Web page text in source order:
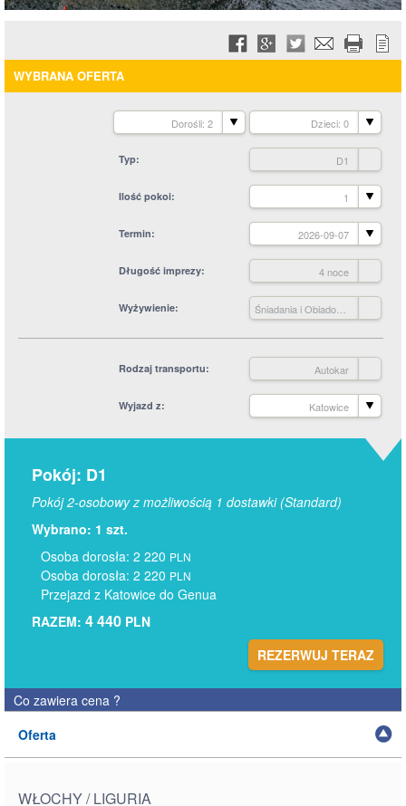
WYBRANA OFERTA
Dorośli: 2 Dzieci: 0
Typ D1
Ilość pokoi 1
Termin 2026-09-07
Długość imprezy 4 noce
Wyżywienie
Rodzaj transportu Autokar
Wyjazd z Katowice
Pokój: D1
Pokój 2-osobowy z możliwością 1 dostawki (Standard)
Wybrano: 1 szt.
Osoba dorosła: 2 220 PLN
Osoba dorosła: 2 220 PLN
Przejazd z Katowice do Genua
RAZEM: 4 440 PLN
REZERWUJ TERAZ
Co zawiera cena ?
Oferta
WŁOCHY / LIGURIA